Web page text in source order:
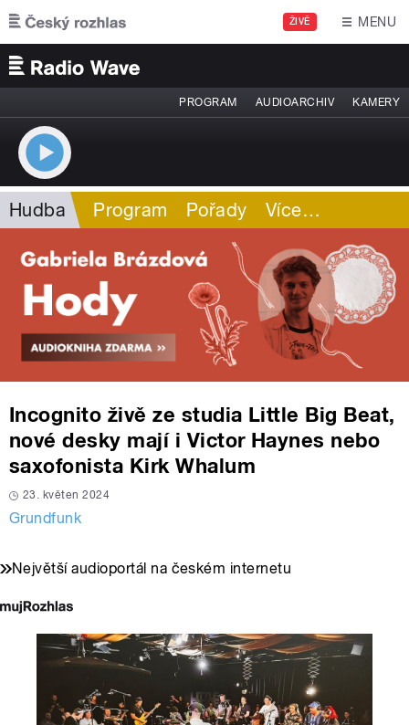
Přejít k hlavnímu obsahu
ŽIVĚ MENU
PROGRAM AUDIOARCHIV KAMERY
Hudba Program Pořady Více…
Incognito živě ze studia Little Big Beat,
nové desky mají i Victor Haynes nebo
saxofonista Kirk Whalum
23. květen 2024
Grundfunk
Největší audioportál na českém internetu